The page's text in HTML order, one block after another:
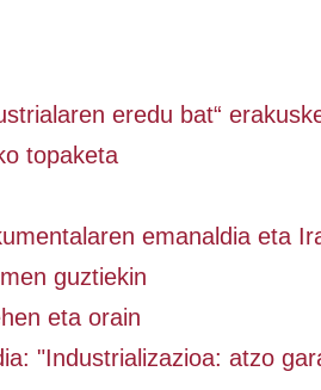
eredu bat“
topaketa
emanaldia eta
guztiekin
eta orain
"Industrializazioa: atzo